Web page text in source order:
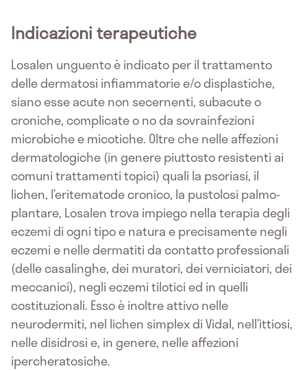
Indicazioni terapeutiche
Losalen unguento è indicato per il trattamento
delle dermatosi infiammatorie e/o displastiche,
siano esse acute non secernenti, subacute o
croniche, complicate o no da sovrainfezioni
microbiche e micotiche. Oltre che nelle affezioni
dermatologiche (in genere piuttosto resistenti ai
comuni trattamenti topici) quali la psoriasi, il
lichen, l’eritematode cronico, la pustolosi palmo-
plantare, Losalen trova impiego nella terapia degli
eczemi di ogni tipo e natura e precisamente negli
eczemi e nelle dermatiti da contatto professionali
(delle casalinghe, dei muratori, dei verniciatori, dei
meccanici), negli eczemi tilotici ed in quelli
costituzionali. Esso è inoltre attivo nelle
neurodermiti, nel lichen simplex di Vidal, nell’ittiosi,
nelle disidrosi e, in genere, nelle affezioni
ipercheratosiche.